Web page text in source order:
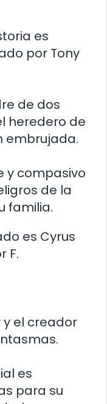
es
por Tony
de dos
heredero de
embrujada.
y compasivo
de la
familia.
es Cyrus
F.
y el creador
es
para su